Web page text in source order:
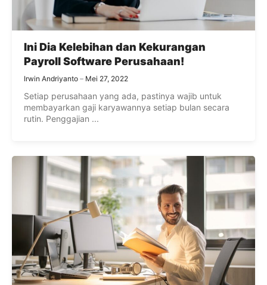
Ini Dia Kelebihan dan Kekurangan
Payroll Software Perusahaan!
Irwin Andriyanto Mei 27, 2022
Setiap perusahaan yang ada, pastinya wajib untuk
membayarkan gaji karyawannya setiap bulan secara
rutin. Penggajian ...